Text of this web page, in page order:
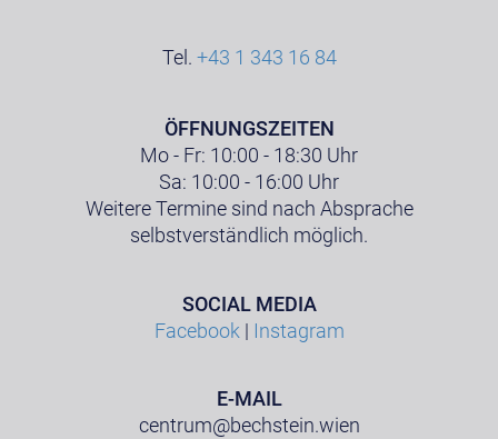
Tel. +43 1 343 16 84
ÖFFNUNGSZEITEN
Mo - Fr: 10:00 - 18:30 Uhr
Sa: 10:00 - 16:00 Uhr
Weitere Termine sind nach Absprache
selbstverständlich möglich.
SOCIAL MEDIA
Facebook | Instagram
E-MAIL
centrum@bechstein.wien